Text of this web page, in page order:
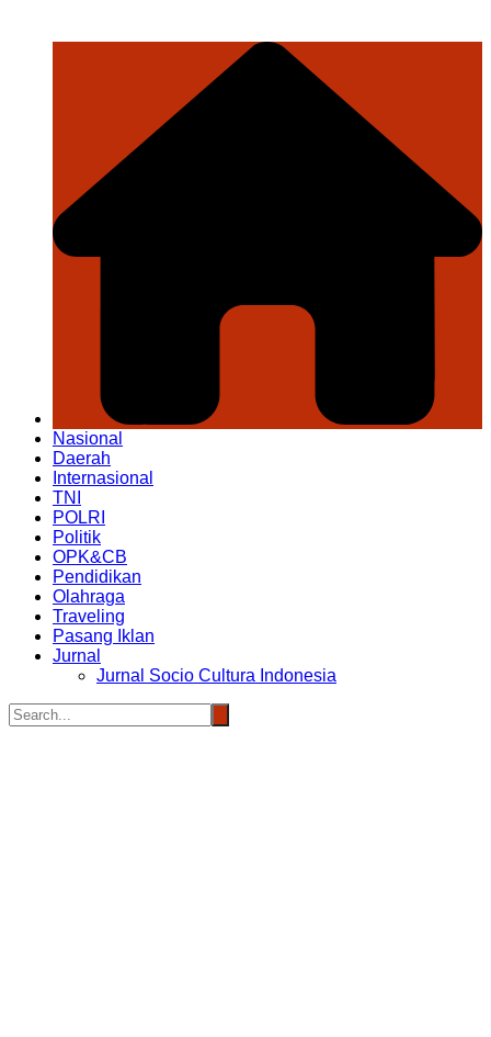
Nasional
Daerah
Internasional
TNI
POLRI
Politik
OPK&CB
Pendidikan
Olahraga
Traveling
Pasang Iklan
Jurnal
Jurnal Socio Cultura Indonesia